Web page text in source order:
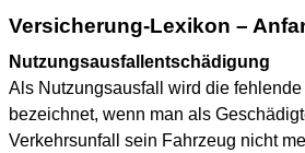
Versicherung-Lexikon –
Nutzungsausfallentschädigung
Als Nutzungsausfall wird die
bezeichnet, wenn man als
Verkehrsunfall sein Fahrzeug nicht